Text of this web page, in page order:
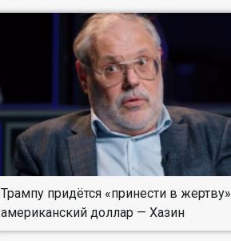
Трампу придётся «принести в жертву»
американский доллар — Хазин